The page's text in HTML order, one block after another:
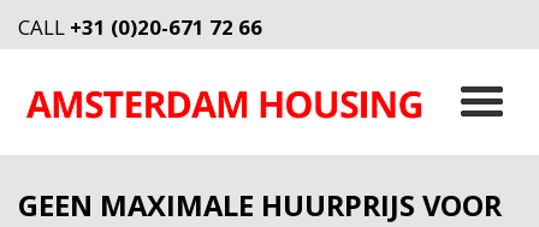
CALL +31 (0)20-671 72 66
GEEN MAXIMALE HUURPRIJS VOOR